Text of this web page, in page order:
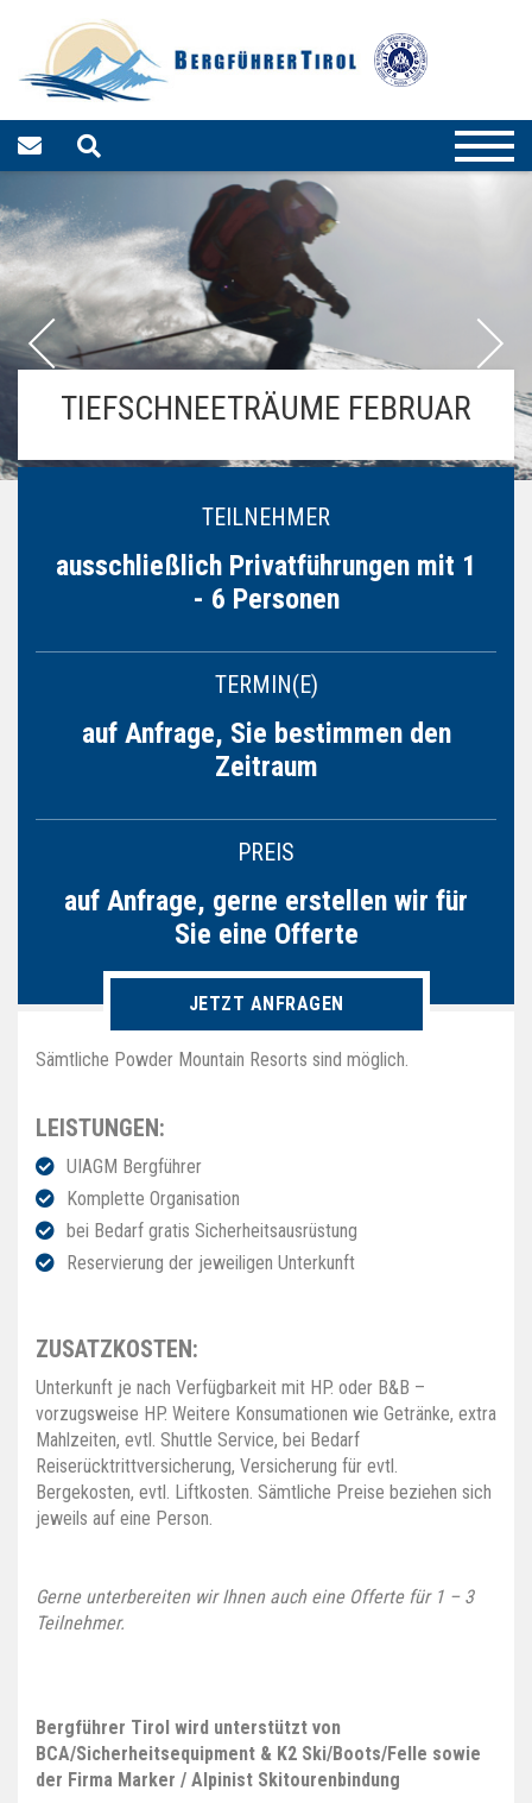
TIEFSCHNEETRÄUME FEBRUAR
TEILNEHMER
ausschließlich Privatführungen mit 1
- 6 Personen
TERMIN(E)
auf Anfrage, Sie bestimmen den
Zeitraum
PREIS
auf Anfrage, gerne erstellen wir für
Sie eine Offerte
JETZT ANFRAGEN
Sämtliche Powder Mountain Resorts sind möglich.
LEISTUNGEN:
UIAGM Bergführer
Komplette Organisation
bei Bedarf gratis Sicherheitsausrüstung
Reservierung der jeweiligen Unterkunft
ZUSATZKOSTEN:
Unterkunft je nach Verfügbarkeit mit HP. oder B&B –
vorzugsweise HP. Weitere Konsumationen wie Getränke, extra
Mahlzeiten, evtl. Shuttle Service, bei Bedarf
Reiserücktrittversicherung, Versicherung für evtl.
Bergekosten, evtl. Liftkosten. Sämtliche Preise beziehen sich
jeweils auf eine Person.
Gerne unterbereiten wir Ihnen auch eine Offerte für 1 – 3
Teilnehmer.
Bergführer Tirol wird unterstützt von
BCA/Sicherheitsequipment & K2 Ski/Boots/Felle sowie
der Firma Marker / Alpinist Skitourenbindung